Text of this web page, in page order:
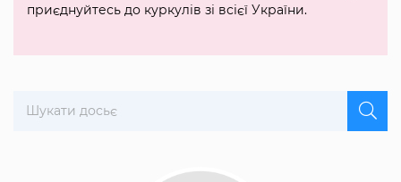
приєднуйтесь до куркулів зі всієї України.